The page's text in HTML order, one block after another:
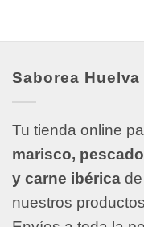
Saborea Huelva
Tu tienda online
marisco,
y carne ibérica
nuestros